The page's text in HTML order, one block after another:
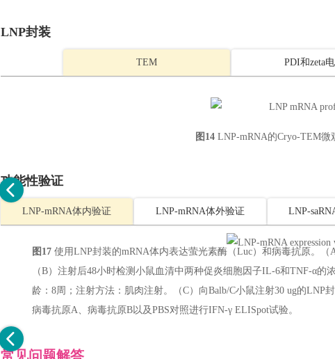
LNP封装
TEM PDI和zeta
图14 LNP-mRNA的Cryo-TEM微
功能性验证
LNP-mRNA体内验证 LNP-mRNA体外验证 LNP-
图17使用LNP封装的mRNA体内表达萤光素酶（Luc）和病毒抗原。（
（B）注射后48小时检测小鼠血清中两种促炎细胞因子IL-6和TNF-α
龄：8周；注射方法：肌肉注射。（C）向Balb/C小鼠注射30 ug的LNP
病毒抗原A、病毒抗原B以及PBS对照进行IFN-γ ELISpot试验。
常见问题解答